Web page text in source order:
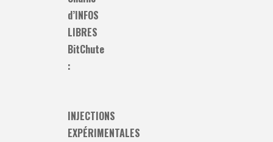
d’INFOS
LIBRES
BitChute
:
INJECTIONS
EXPÉRIMENTALES